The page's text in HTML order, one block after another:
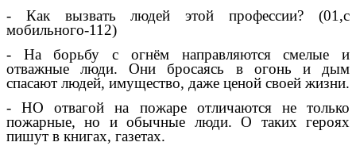
- Как вызвать людей этой профессии? (01,с
мобильного-112)
- На борьбу с огнём направляются смелые и
отважные люди. Они бросаясь в огонь и дым
спасают людей, имущество, даже ценой своей жизни.
- НО отвагой на пожаре отличаются не только
пожарные, но и обычные люди. О таких героях
пишут в книгах, газетах.